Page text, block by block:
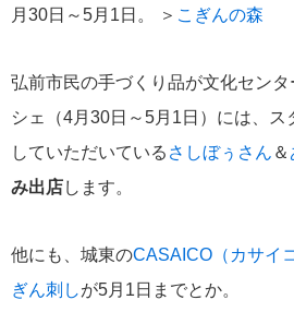
月30日～5月1日。 ＞ こぎんの森
弘前市民の手づくり品が文化セン
シェ（4月30日～5月1日）には、ス
していただいている さしぼぅさん ＆
み出店します。
他にも、城東のCASAICO（カサイコ
ぎん刺しが5月1日までとか。